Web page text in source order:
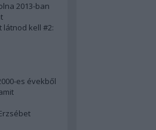
2013-ban
látnod kell #2:
es évekből